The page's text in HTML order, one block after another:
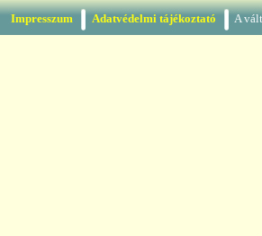
Impresszum Adatvédelmi tájékoztató A